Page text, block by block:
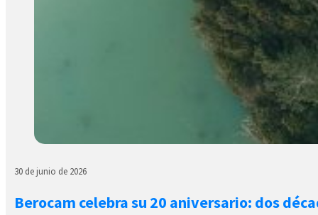
30 de junio de 2026
Berocam celebra su 20 aniversario: dos